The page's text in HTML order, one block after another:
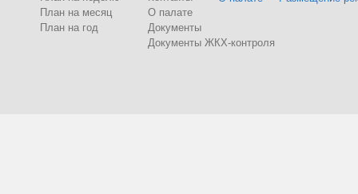
План на месяц
План на год
О палате
Документы
Документы ЖКХ-контроля